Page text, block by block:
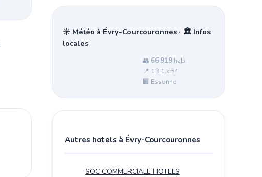
☀️ Météo à Évry-Courcouronnes · 🏛️ Infos
locales
👥 66 919 hab.
📍 13.1 km²
🏢 Essonne
Autres hotels à Évry-Courcouronnes
SOC COMMERCIALE HOTELS